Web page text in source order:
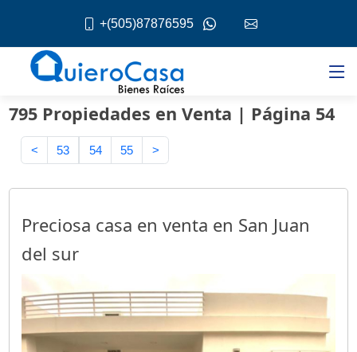
+(505)87876595
795 Propiedades en Venta | Página 54
< 53 54 55 >
Preciosa casa en venta en San Juan
del sur